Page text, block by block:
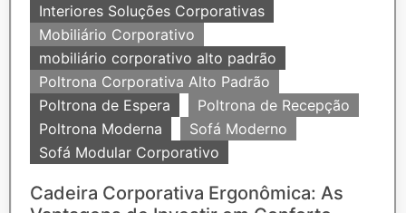
Interiores Soluções Corporativas
Mobiliário Corporativo
mobiliário corporativo alto padrão
Poltrona Corporativa Alto Padrão
Poltrona de Espera
Poltrona de Recepção
Poltrona Moderna
Sofá Moderno
Sofá Modular Corporativo
Cadeira Corporativa Ergonômica: As